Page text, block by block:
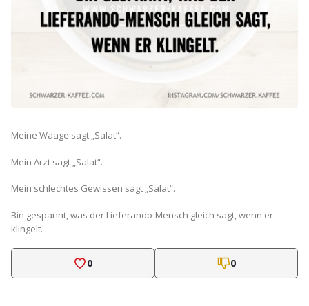
Meine Waage sagt „Salat“.
Mein Arzt sagt „Salat“.
Mein schlechtes Gewissen sagt „Salat“.
Bin gespannt, was der Lieferando-Mensch gleich sagt, wenn er
klingelt.
0 0